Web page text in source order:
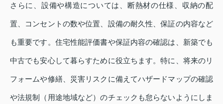
さらに、設備や構造については、断熱材の仕様、収納の配
置、コンセントの数や位置、設備の耐久性、保証の内容など
も重要です。住宅性能評価書や保証内容の確認は、新築でも
中古でも安心して暮らすために役立ちます。特に、将来のリ
フォームや修繕、災害リスクに備えてハザードマップの確認
や法規制（用途地域など）のチェックも怠らないようにしま